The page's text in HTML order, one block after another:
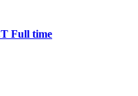
Full time